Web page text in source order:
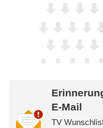
E-Mail
TV